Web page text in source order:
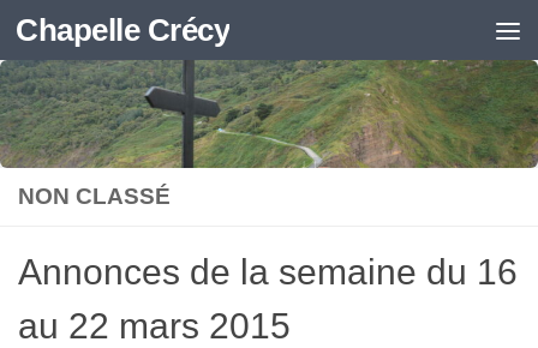
Skip to content
Chapelle Crécy
NON CLASSÉ
Annonces de la semaine du 16
au 22 mars 2015